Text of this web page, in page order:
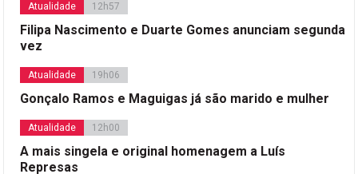
Atualidade 12h57
Filipa Nascimento e Duarte Gomes anunciam segunda
vez
Atualidade 19h06
Gonçalo Ramos e Maguigas já são marido e mulher
Atualidade 12h00
A mais singela e original homenagem a Luís
Represas